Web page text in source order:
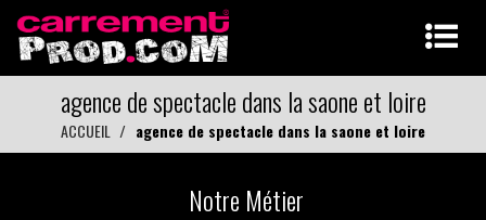
agence de spectacle dans la saone et loire
ACCUEIL agence de spectacle dans la saone et loire
Notre Métier